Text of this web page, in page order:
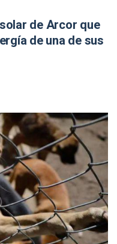
de Arcor que
de una de sus